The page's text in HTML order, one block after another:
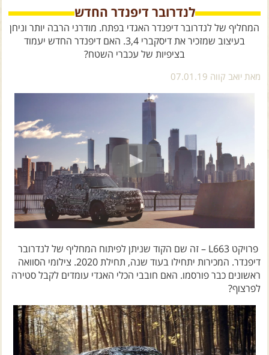
חנותשבילים
הירשמו לניוזלטר שבילים
הבלוג של יואב קווה
פודקאסט ג'יפאות
אודות יואב קווה והאתר שבילים
לנדרובר דיפנדר החדש
המחליף של לנדרובר דיפנדר האגדי בפתח. מודרני הרבה יותר וניחן
בעיצוב שמזכיר את דיסקברי 3,4. האם דיפנדר החדש יעמוד
בציפיות של עכברי השטח?
מאת יואב קווה 07.01.19
פרויקט L663 – זה שם הקוד שניתן לפיתוח המחליף של לנדרובר
דיפנדר. המכירות יתחילו בעוד שנה, תחילת 2020. צילומי הסוואה
ראשונים כבר פורסמו. האם חובבי הכלי האגדי עומדים לקבל סטירה
לפרצוף?